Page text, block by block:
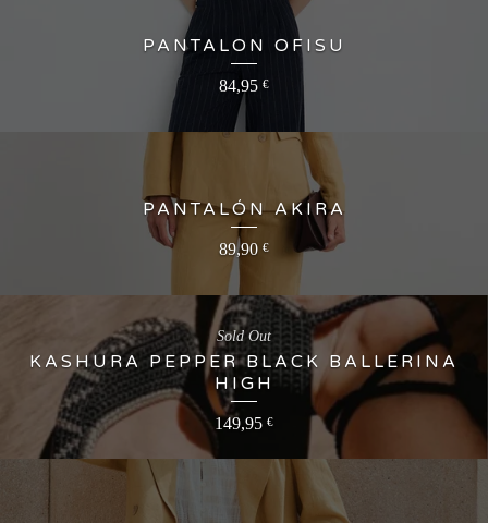
PANTALON OFISU
84,95 €
PANTALÓN AKIRA
89,90 €
KASHURA PEPPER BLACK BALLERINA
HIGH
149,95 €
Sold Out